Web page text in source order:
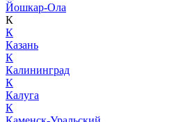
Йошкар-Ола
К
К
Казань
К
Калининград
К
Калуга
К